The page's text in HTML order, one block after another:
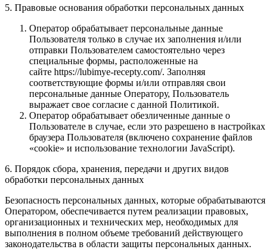
5. Правовые основания обработки персональных данных
Оператор обрабатывает персональные данные
Пользователя только в случае их заполнения и/или
отправки Пользователем самостоятельно через
специальные формы, расположенные на
сайте https://lubimye-recepty.com/. Заполняя
соответствующие формы и/или отправляя свои
персональные данные Оператору, Пользователь
выражает свое согласие с данной Политикой.
Оператор обрабатывает обезличенные данные о
Пользователе в случае, если это разрешено в настройках
браузера Пользователя (включено сохранение файлов
«cookie» и использование технологии JavaScript).
6. Порядок сбора, хранения, передачи и других видов
обработки персональных данных
Безопасность персональных данных, которые обрабатываются
Оператором, обеспечивается путем реализации правовых,
организационных и технических мер, необходимых для
выполнения в полном объеме требований действующего
законодательства в области защиты персональных данных.